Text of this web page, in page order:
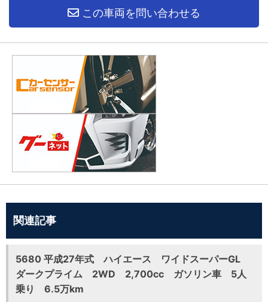
この車両を問い合わせる
関連記事
5680 平成27年式 ハイエース ワイドスーパーGL
ダークプライム 2WD 2,700cc ガソリン車 5人
乗り 6.5万km